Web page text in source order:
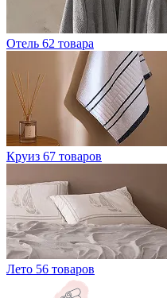
Отель 62 товара
Круиз 67 товаров
Лето 56 товаров